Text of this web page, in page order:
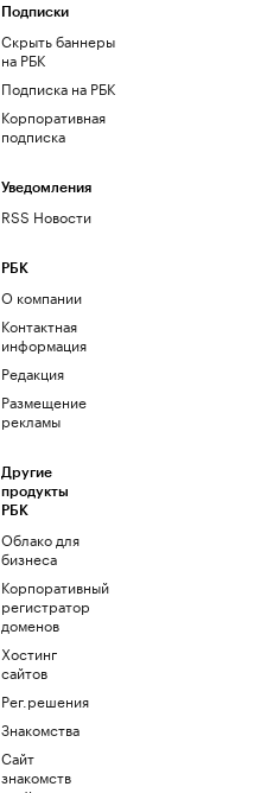
Подписки
Скрыть баннеры
на РБК
Подписка на РБК
Корпоративная
подписка
Уведомления
RSS Новости
РБК
О компании
Контактная
информация
Редакция
Размещение
рекламы
Другие
продукты
РБК
Облако для
бизнеса
Корпоративный
регистратор
доменов
Хостинг
сайтов
Рег.решения
Знакомства
Сайт
знакомств